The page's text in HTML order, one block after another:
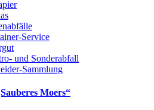
Service
und Sonderabfall
Sammlung
Moers“